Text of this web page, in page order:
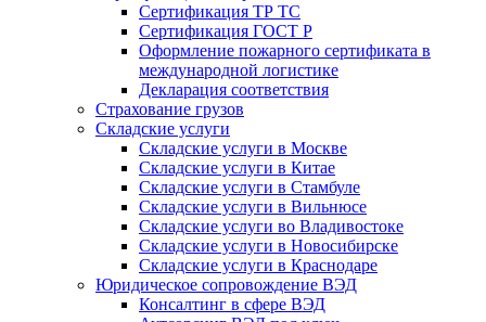
Сертификация ТР ТС
Сертификация ГОСТ Р
Оформление пожарного сертификата в
международной логистике
Декларация соответствия
Страхование грузов
Складские услуги
Складские услуги в Москве
Складские услуги в Китае
Складские услуги в Стамбуле
Складские услуги в Вильнюсе
Складские услуги во Владивостоке
Складские услуги в Новосибирске
Складские услуги в Краснодаре
Юридическое сопровождение ВЭД
Консалтинг в сфере ВЭД